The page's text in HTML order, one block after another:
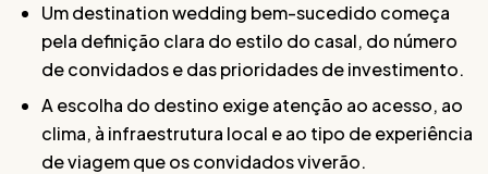
Um destination wedding bem-sucedido começa
pela definição clara do estilo do casal, do número
de convidados e das prioridades de investimento.
A escolha do destino exige atenção ao acesso, ao
clima, à infraestrutura local e ao tipo de experiência
de viagem que os convidados viverão.